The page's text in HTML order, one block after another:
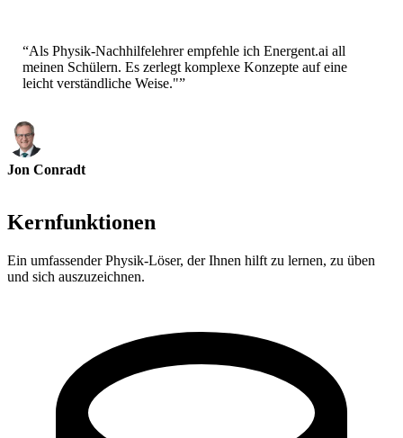
“Als Physik-Nachhilfelehrer empfehle ich Energent.ai all
meinen Schülern. Es zerlegt komplexe Konzepte auf eine
leicht verständliche Weise."”
Jon Conradt
Kernfunktionen
Ein umfassender Physik-Löser, der Ihnen hilft zu lernen, zu üben
und sich auszuzeichnen.